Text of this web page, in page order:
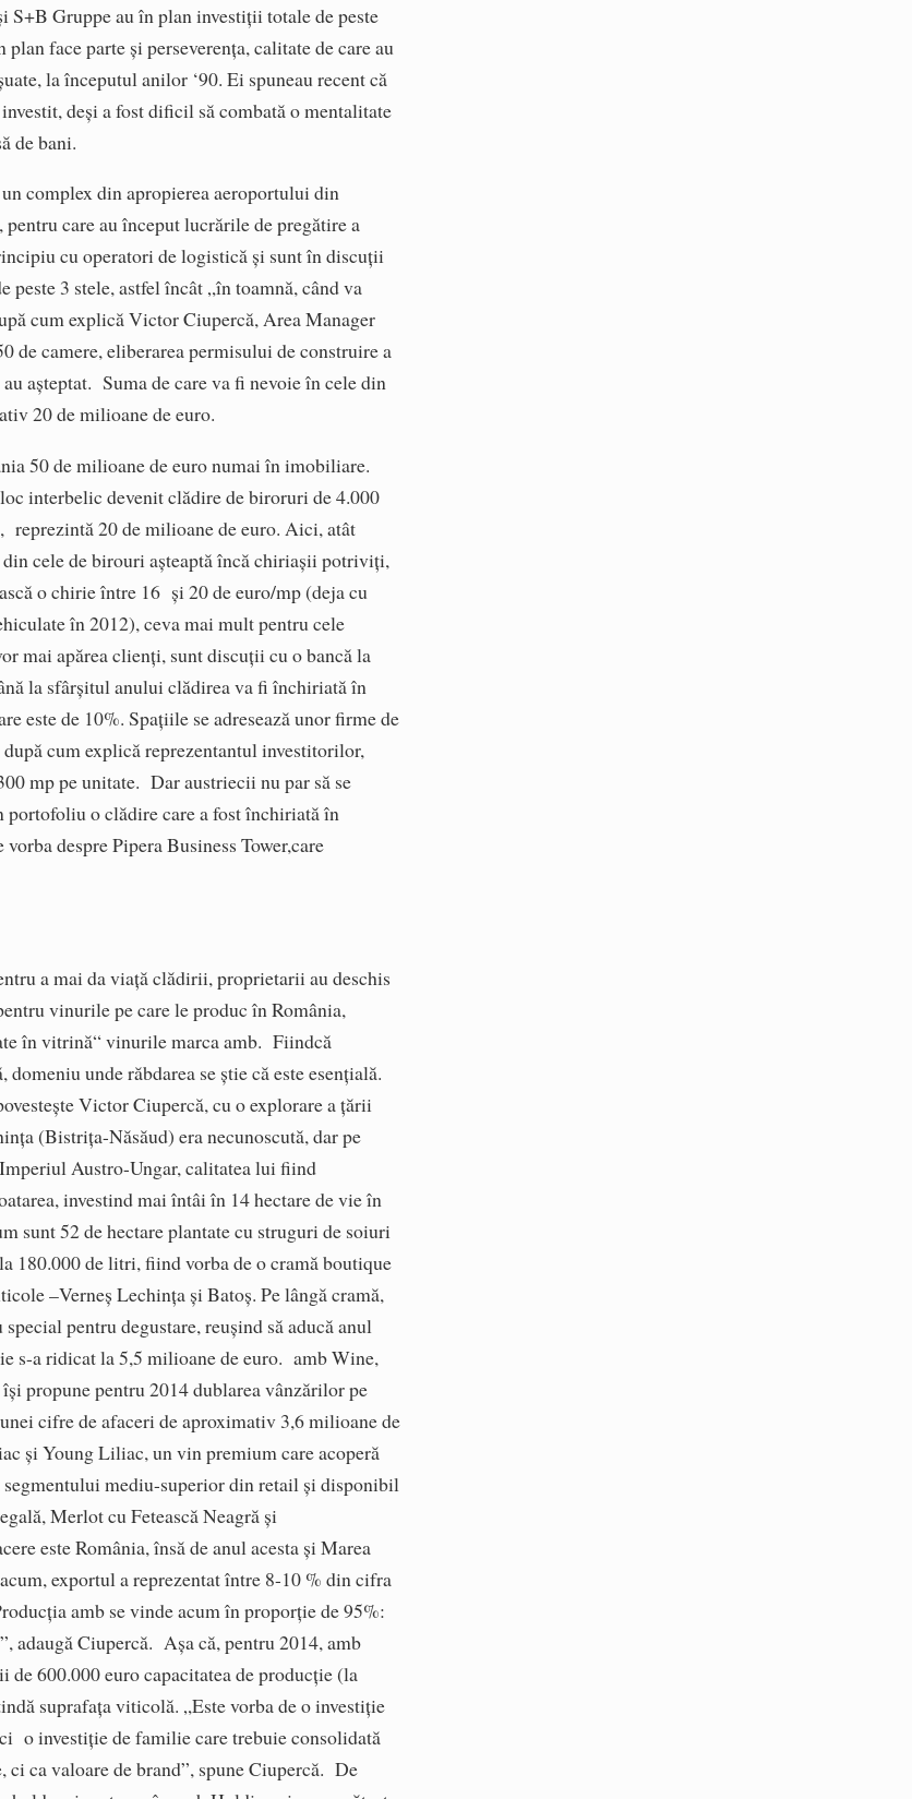
Gruppe au în plan investiţii totale de peste
face parte şi perseverenţa, calitate de care au
la începutul anilor ‘90. Ei spuneau recent că
deşi a fost dificil să combată o mentalitate
de bani.
complex din apropierea aeroportului din
care au început lucrările de pregătire a
cu operatori de logistică şi sunt în discuţii
peste 3 stele, astfel încât „în toamnă, când va
cum explică Victor Ciupercă, Area Manager
de camere, eliberarea permisului de construire a
aşteptat. Suma de care va fi nevoie în cele din
20 de milioane de euro.
50 de milioane de euro numai în imobiliare.
interbelic devenit clădire de biroruri de 4.000
20 de milioane de euro. Aici, atât
cele de birouri aşteaptă încă chiriaşii potriviţi,
o chirie între 16 şi 20 de euro/mp (deja cu
în 2012), ceva mai mult pentru cele
mai apărea clienţi, sunt discuții cu o bancă la
la sfârşitul anului clădirea va fi închiriată în
este de 10%. Spaţiile se adresează unor firme de
cum explică reprezentantul investitorilor,
mp pe unitate. Dar austriecii nu par să se
portofoliu o clădire care a fost închiriată în
despre Pipera Business Tower,care
a mai da viaţă clădirii, proprietarii au deschis
vinurile pe care le produc în România,
în vitrină“ vinurile marca amb. Fiindcă
unde răbdarea se ştie că este esenţială.
Victor Ciupercă, cu o explorare a ţării
(Bistriţa-Năsăud) era necunoscută, dar pe
Austro-Ungar, calitatea lui fiind
investind mai întâi în 14 hectare de vie în
sunt 52 de hectare plantate cu struguri de soiuri
180.000 de litri, fiind vorba de o cramă boutique
–Verneş Lechinţa şi Batoş. Pe lângă cramă,
pentru degustare, reuşind să aducă anul
s-a ridicat la 5,5 milioane de euro. amb Wine,
propune pentru 2014 dublarea vânzărilor pe
cifre de afaceri de aproximativ 3,6 milioane de
şi Young Liliac, un vin premium care acoperă
mediu-superior din retail şi disponibil
Merlot cu Fetească Neagră şi
este România, însă de anul acesta şi Marea
exportul a reprezentat între 8-10 % din cifra
amb se vinde acum în proporţie de 95%:
adaugă Ciupercă. Aşa că, pentru 2014, amb
600.000 euro capacitatea de producţie (la
suprafaţa viticolă. „Este vorba de o investiţie
o investiţie de familie care trebuie consolidată
ci ca valoare de brand”, spune Ciupercă. De